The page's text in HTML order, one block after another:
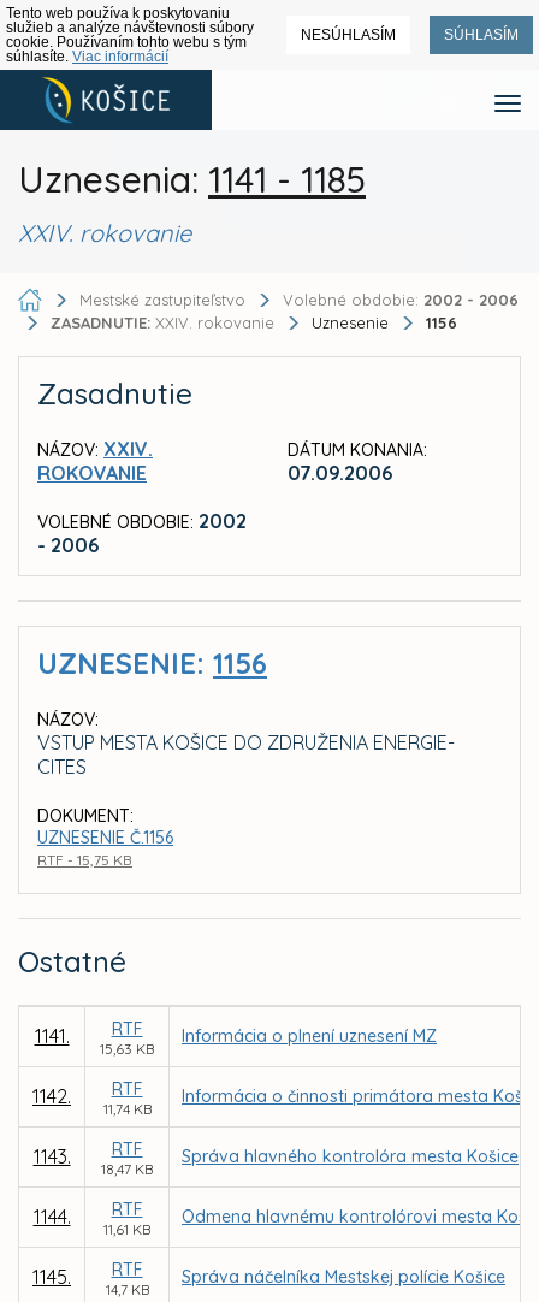
Tento web používa k poskytovaniu
služieb a analýze návštevnosti súbory
cookie. Používaním tohto webu s tým
súhlasíte. Viac informácií
NESÚHLASÍM SÚHLASÍM
Uznesenia: 1141 - 1185
XXIV. rokovanie
Mestské zastupiteľstvo Volebné obdobie: 2002 - 2006
ZASADNUTIE: XXIV. rokovanie Uznesenie 1156
Zasadnutie
NÁZOV: XXIV.
ROKOVANIE
VOLEBNÉ OBDOBIE: 2002
- 2006
DÁTUM KONANIA:
07.09.2006
UZNESENIE: 1156
NÁZOV:
VSTUP MESTA KOŠICE DO ZDRUŽENIA ENERGIE-
CITES
DOKUMENT:
UZNESENIE Č.1156
RTF - 15,75 KB
Ostatné
1141. RTF
15,63 KB
Informácia o plnení uznesení MZ
1142. RTF
11,74 KB
Informácia o činnosti primátora mesta
1143. RTF
18,47 KB
Správa hlavného kontrolóra mesta Košice
1144. RTF
11,61 KB
Odmena hlavnému kontrolórovi mesta
1145. RTF
14,7 KB
Správa náčelníka Mestskej polície Košice